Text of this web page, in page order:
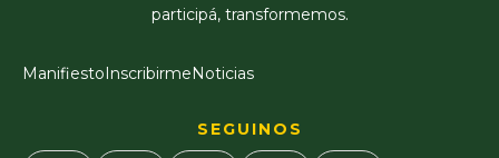
participá, transformemos.
ManifiestoInscribirmeNoticias
SEGUINOS